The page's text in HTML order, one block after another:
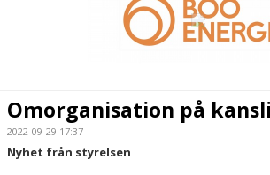
OM KLUBBEN
Omorganisation på
2022-09-29 17:37
Nyhet från styrelsen